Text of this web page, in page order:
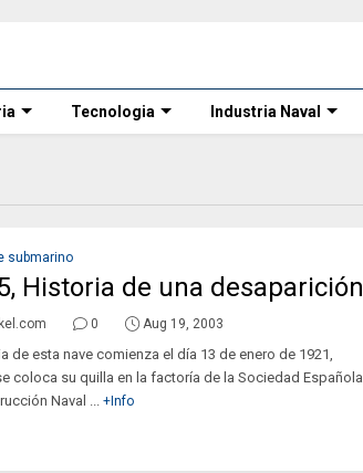
Tecnologia Industria Naval
submarino
Historia de una desaparición
0 Aug 19, 2003
de esta nave comienza el día 13 de enero de 1921,
coloca su quilla en la factoría de la Sociedad Española
Naval ... +Info